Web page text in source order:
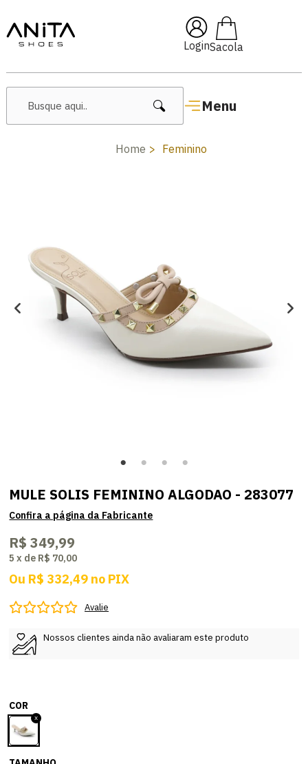
Login
Menu
🔥 Lançamentos Femininos
Home Feminino
MULE SOLIS FEMININO ALGODAO - 283077
R$ 349,99
5 x de R$ 70,00
Ou R$ 332,49 no PIX
Avalie
Nossos clientes ainda não avaliaram este produto
COR